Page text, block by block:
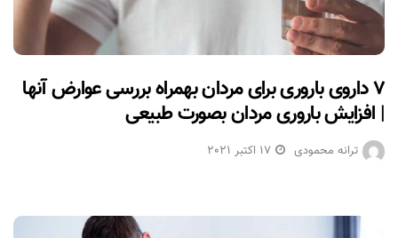
۷ داروی باروری برای مردان بهمراه بررسی عوارض آنها
| افزایش باروری مردان بصورت طبیعی
ترانه محمودی 17 اکتبر 2021